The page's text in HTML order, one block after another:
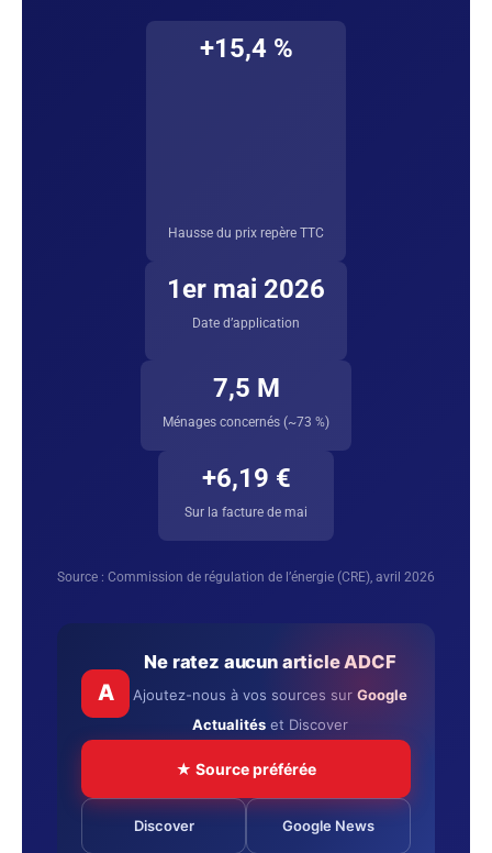
+15,4 %
Hausse du prix repère TTC
1er mai 2026
Date d’application
7,5 M
Ménages concernés (~73 %)
+6,19 €
Sur la facture de mai
Source : Commission de régulation de l’énergie (CRE), avril 2026
A
Ne ratez aucun article ADCF
Ajoutez-nous à vos sources sur Google
Actualités et Discover
★ Source préférée
Discover Google News